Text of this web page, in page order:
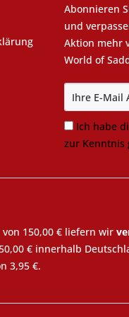
Abonnieren
und
Aktion mehr
World of
Ich habe
zur Kenntnis
150,00 € liefern wir
€ innerhalb
3,95 €.